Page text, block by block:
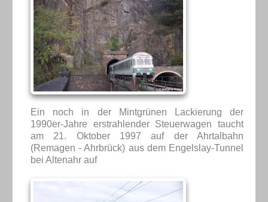
Ein noch in der Mintgrünen Lackierung der
1990er-Jahre erstrahlender Steuerwagen taucht
am 21. Oktober 1997 auf der Ahrtalbahn
(Remagen - Ahrbrück) aus dem Engelslay-Tunnel
bei Altenahr auf